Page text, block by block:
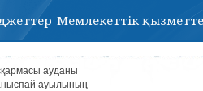
Мемлекеттік
ауданы
ауылының